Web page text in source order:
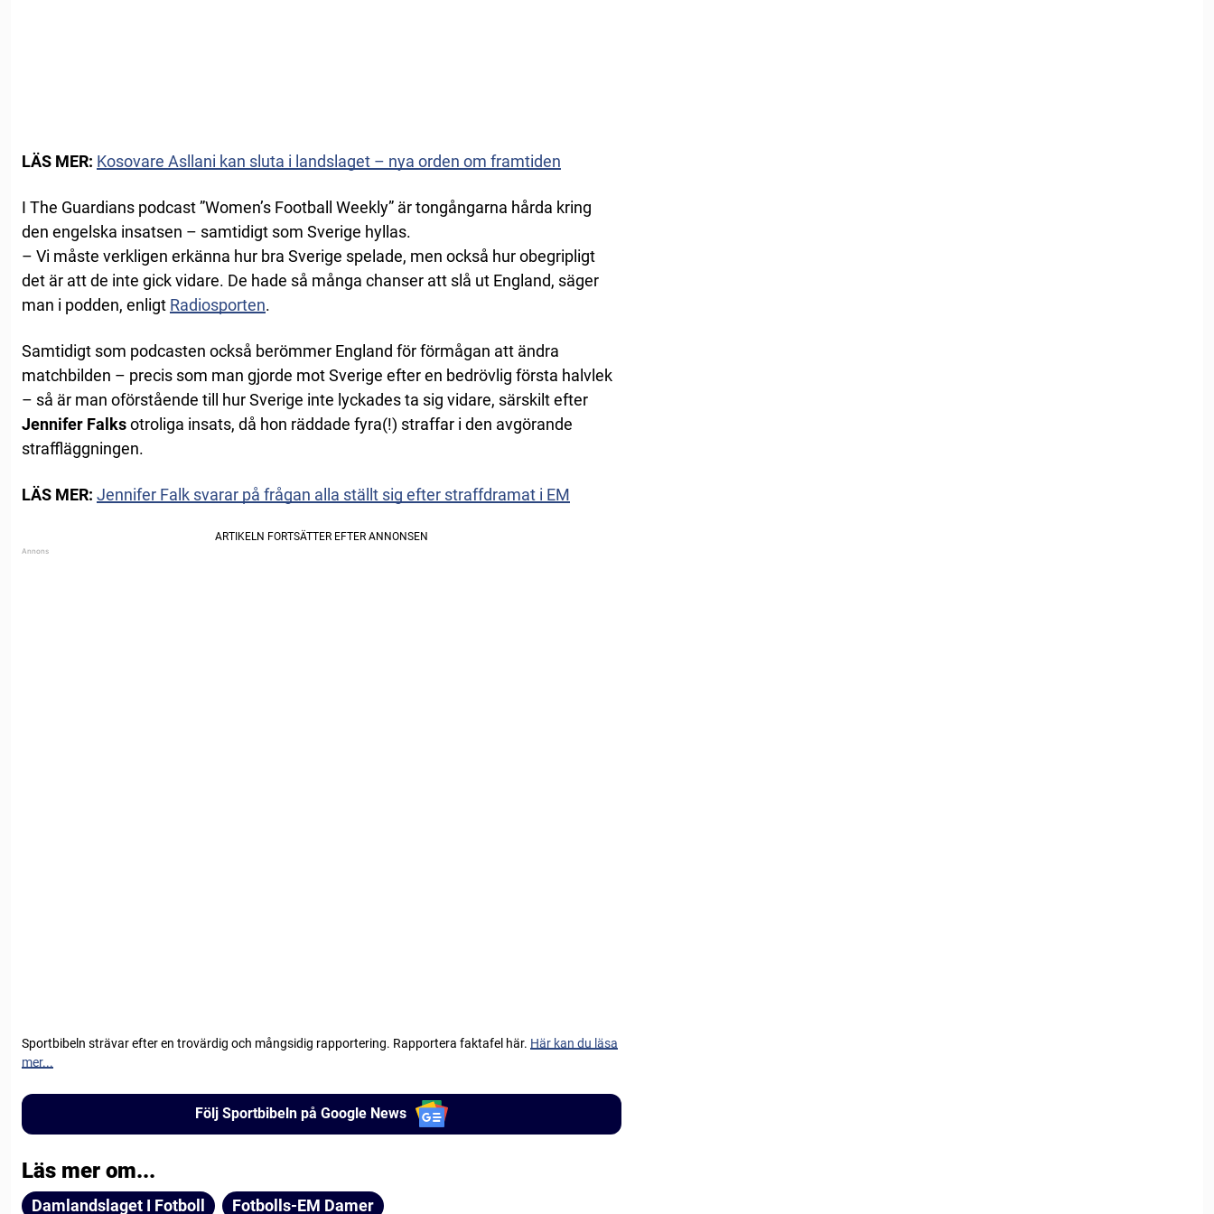
LÄS MER: Kosovare Asllani kan sluta i landslaget – nya orden om framtiden
I The Guardians podcast ”Women’s Football Weekly” är tongångarna hårda kring
den engelska insatsen – samtidigt som Sverige hyllas.
– Vi måste verkligen erkänna hur bra Sverige spelade, men också hur obegripligt
det är att de inte gick vidare. De hade så många chanser att slå ut England, säger
man i podden, enligt Radiosporten.
Samtidigt som podcasten också berömmer England för förmågan att ändra
matchbilden – precis som man gjorde mot Sverige efter en bedrövlig första halvlek
– så är man oförstående till hur Sverige inte lyckades ta sig vidare, särskilt efter
Jennifer Falksotroliga insats, då hon räddade fyra(!) straffar i den avgörande
straffläggningen.
LÄS MER: Jennifer Falk svarar på frågan alla ställt sig efter straffdramat i EM
Sportbibeln strävar efter en trovärdig och mångsidig rapportering. Rapportera faktafel här. Här kan du läsa
mer...
Följ Sportbibeln på Google News
Läs mer om...
Damlandslaget I Fotboll Fotbolls-EM Damer